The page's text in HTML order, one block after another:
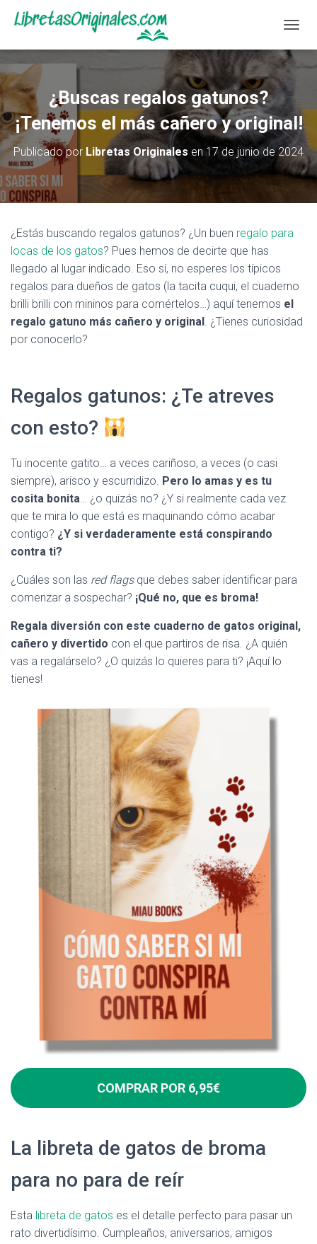
A
R
M
O
D
O
V
C
Ó
¿Buscas regalos gatunos?
¡Tenemos el más cañero y original!
Publicado por Libretas Originales en 17 de junio de 2024
¿Estás buscando regalos gatunos? ¿Un buen regalo para
locas de los gatos? Pues hemos de decirte que has
llegado al lugar indicado. Eso sí, no esperes los típicos
regalos para dueños de gatos (la tacita cuqui, el cuaderno
brilli brilli con mininos para comértelos…) aquí tenemos el
regalo gatuno más cañero y original. ¿Tienes curiosidad
por conocerlo?
Regalos gatunos: ¿Te atreves
con esto?
Tu inocente gatito… a veces cariñoso, a veces (o casi
siempre), arisco y escurridizo. Pero lo amas y es tu
cosita bonita… ¿o quizás no? ¿Y si realmente cada vez
que te mira lo que está es maquinando cómo acabar
contigo? ¿Y si verdaderamente está conspirando
contra ti?
¿Cuáles son las red flagsque debes saber identificar para
comenzar a sospechar? ¡Qué no, que es broma!
Regala diversión con este cuaderno de gatos original,
cañero y divertido con el que partiros de risa. ¿A quién
vas a regalárselo? ¿O quizás lo quieres para ti? ¡Aquí lo
tienes!
COMPRAR POR 6,95€
La libreta de gatos de broma
para no para de reír
Esta libreta de gatos es el detalle perfecto para pasar un
rato divertidísimo. Cumpleaños, aniversarios, amigos